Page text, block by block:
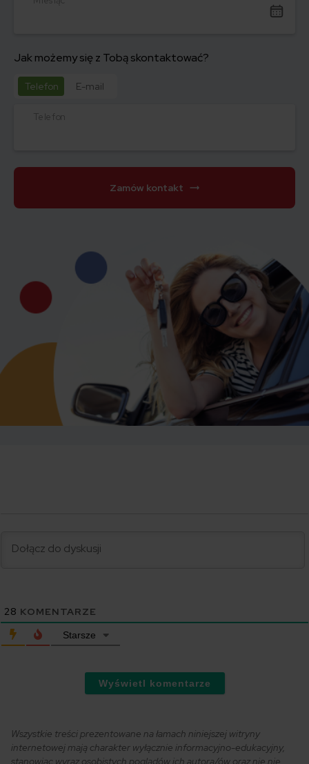
Jak możemy się z Tobą skontaktować?
Telefon E-mail
Telefon
Zamów kontakt
28 KOMENTARZE
Starsze
Wyświetl komentarze
Wszystkie treści prezentowane na łamach niniejszej witryny
internetowej mają charakter wyłącznie informacyjno-edukacyjny,
stanowiąc wyraz osobistych poglądów ich autora/ów oraz nie nie